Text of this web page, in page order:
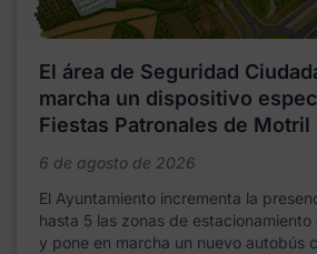
El área de Seguridad
marcha un dispositivo
Fiestas Patronales de Motril
6 de agosto de 2026
El Ayuntamiento incrementa la
hasta 5 las zonas de estacionamiento
y pone en marcha un nuevo autobús